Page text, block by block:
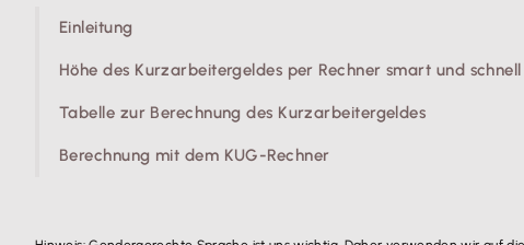
Einleitung
Höhe des Kurzarbeitergeldes per Rechner smart und
Tabelle zur Berechnung des Kurzarbeitergeldes
Berechnung mit dem KUG-Rechner